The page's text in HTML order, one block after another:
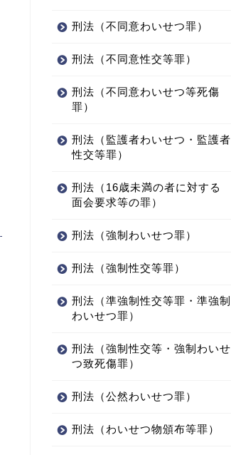
刑法（不同意わいせつ罪）
刑法（不同意性交等罪）
刑法（不同意わいせつ等死傷
罪）
刑法（監護者わいせつ・監護者
性交等罪）
刑法（16歳未満の者に対する
面会要求等の罪）
刑法（強制わいせつ罪）
刑法（強制性交等罪）
刑法（準強制性交等罪・準強制
わいせつ罪）
刑法（強制性交等・強制わいせ
つ致死傷罪）
刑法（公然わいせつ罪）
刑法（わいせつ物頒布等罪）